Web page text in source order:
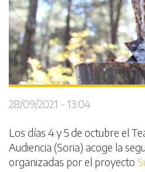
28/09/2021 - 13:04
Los días 4 y 5 de octubre el
Audiencia (Soria) acoge la
organizadas por el proyecto